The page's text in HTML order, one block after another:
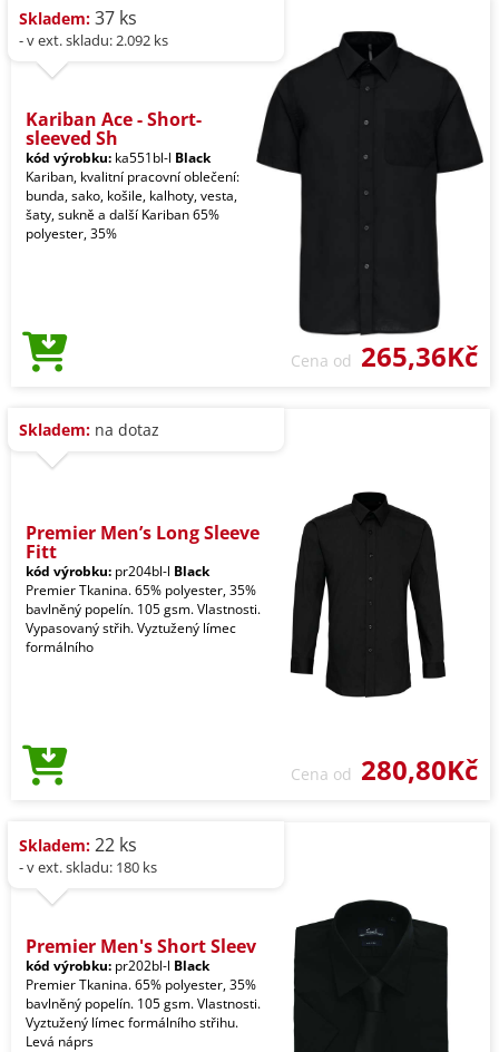
Skladem: 37 ks
- v ext. skladu: 2.092 ks
Kariban Ace - Short-
sleeved Sh
kód výrobku: ka551bl-l Black
Kariban, kvalitní pracovní oblečení:
bunda, sako, košile, kalhoty, vesta,
šaty, sukně a další Kariban 65%
polyester, 35%
Cena od 265,36Kč
Skladem: na dotaz
Premier Men’s Long Sleeve
Fitt
kód výrobku: pr204bl-l Black
Premier Tkanina. 65% polyester, 35%
bavlněný popelín. 105 gsm. Vlastnosti.
Vypasovaný střih. Vyztužený límec
formálního
Cena od 280,80Kč
Skladem: 22 ks
- v ext. skladu: 180 ks
Premier Men's Short Sleev
kód výrobku: pr202bl-l Black
Premier Tkanina. 65% polyester, 35%
bavlněný popelín. 105 gsm. Vlastnosti.
Vyztužený límec formálního střihu.
Levá náprs